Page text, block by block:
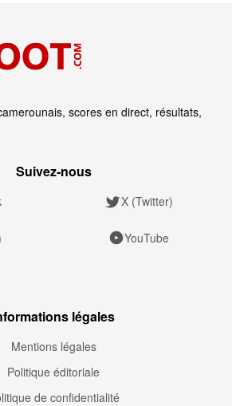
scores en direct, résultats,
Suivez‑nous
X (Twitter)
YouTube
légales
Mentions légales
Politique éditoriale
de confidentialité